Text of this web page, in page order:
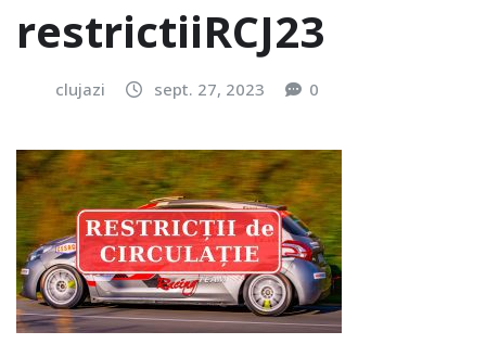
restrictiiRCJ23
clujazi sept. 27, 2023 0